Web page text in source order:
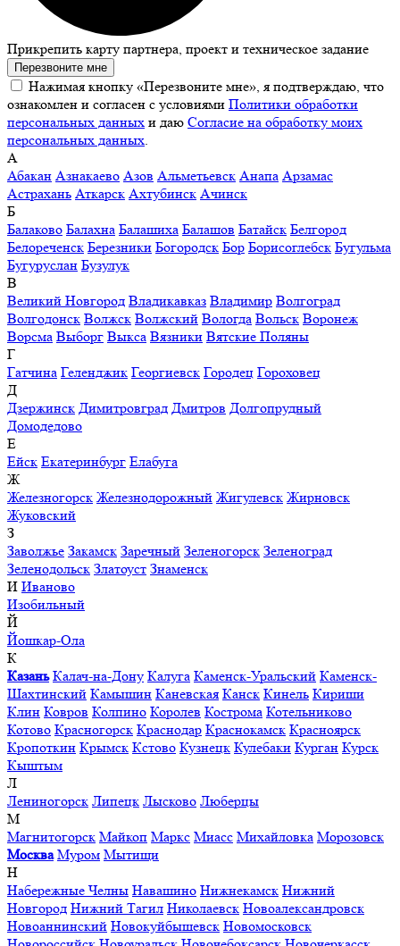
Прикрепить карту партнера, проект и техническое задание
Перезвоните мне
Нажимая кнопку «Перезвоните мне», я подтверждаю, что
ознакомлен и согласен с условиями Политики обработки
персональных данных и даю Согласие на обработку моих
персональных данных
А
Абакан Азнакаево Азов Альметьевск Анапа Арзамас
Астрахань Аткарск Ахтубинск Ачинск
Б
Балаково Балахна Балашиха Балашов Батайск Белгород
Белореченск Березники Богородск Бор Борисоглебск Бугульма
Бугуруслан Бузулук
В
Великий Новгород Владикавказ Владимир Волгоград
Волгодонск Волжск Волжский Вологда Вольск Воронеж
Ворсма Выборг Выкса Вязники Вятские Поляны
Г
Гатчина Геленджик Георгиевск Городец Гороховец
Д
Дзержинск Димитровград Дмитров Долгопрудный
Домодедово
Е
Ейск Екатеринбург Елабуга
Ж
Железногорск Железнодорожный Жигулевск Жирновск
Жуковский
З
Заволжье Закамск Заречный Зеленогорск Зеленоград
Зеленодольск Златоуст Знаменск
И Иваново
Изобильный
Й
Йошкар-Ола
К
Казань Калач-на-Дону Калуга Каменск-Уральский Каменск-
Шахтинский Камышин Каневская Канск Кинель Кириши
Клин Ковров Колпино Королев Кострома Котельниково
Котово Красногорск Краснодар Краснокамск Красноярск
Кропоткин Крымск Кстово Кузнецк Кулебаки Курган Курск
Кыштым
Л
Лениногорск Липецк Лысково Люберцы
М
Магнитогорск Майкоп Маркс Миасс Михайловка Морозовск
Москва Муром Мытищи
Н
Набережные Челны Навашино Нижнекамск Нижний
Новгород Нижний Тагил Николаевск Новоалександровск
Новоаннинский Новокуйбышевск Новомосковск